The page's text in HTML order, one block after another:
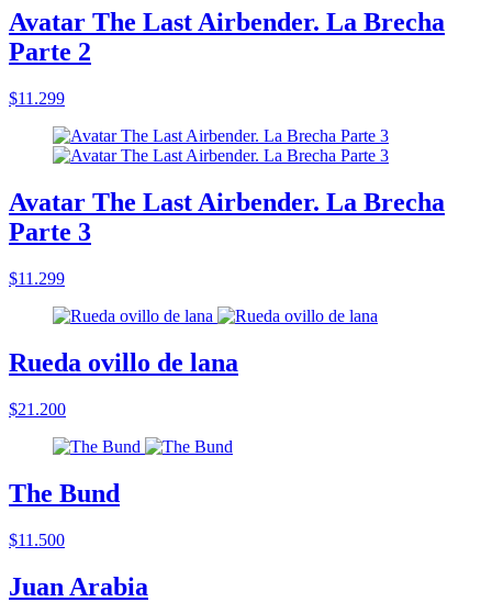
Avatar The Last Airbender. La Brecha
Parte 2
$11.299
Avatar The Last Airbender. La Brecha
Parte 3
$11.299
Rueda ovillo de lana
$21.200
The Bund
$11.500
Juan Arabia